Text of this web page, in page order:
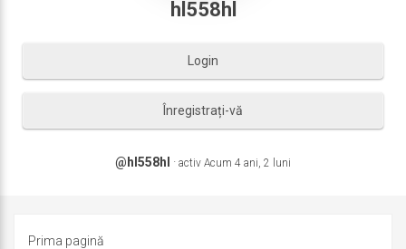
hl558hl
Login
Înregistrați-vă
@hl558hl · activ Acum 4 ani, 2 luni
Prima pagină